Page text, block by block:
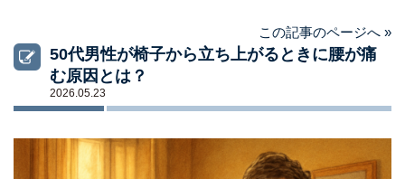
この記事のページへ »
50代男性が椅子から立ち上がるときに腰が痛
む原因とは？
2026.05.23